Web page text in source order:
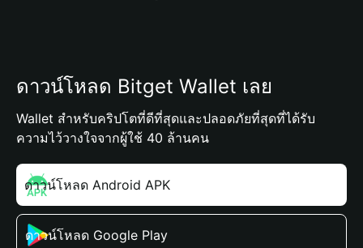
ดาวน์โหลด Bitget Wallet เลย
Wallet สำหรับคริปโตที่ดีที่สุดและปลอดภัยที่สุดที่ได้รับ
ความไว้วางใจจากผู้ใช้ 40 ล้านคน
ดาวน์โหลด Android APK
ดาวน์โหลด Google Play